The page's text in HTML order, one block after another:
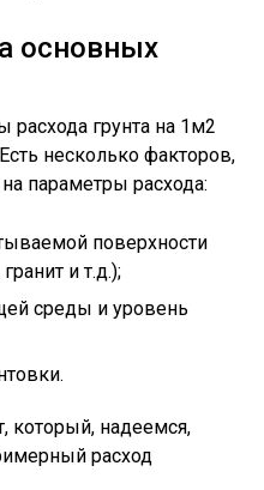
основных
грунта на 1м2
несколько факторов,
параметры расхода:
поверхности
и т.д.);
среды и уровень
который, надеемся,
расход